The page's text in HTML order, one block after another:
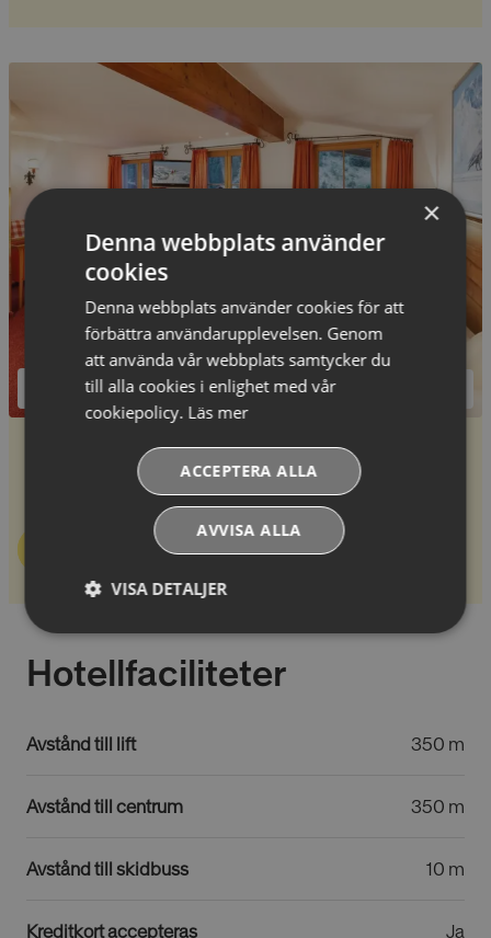
Dubbelrum Komfort för 2-3 personer
Dubbelrum Komfort "Snödrottning" i Chalet Rosa med
extrabädd med bad/dusch,WC och balkong.
Hotellfaciliteter
Avstånd till lift 350 m
Avstånd till centrum 350 m
Avstånd till skidbuss 10 m
Kreditkort accepteras Ja
×
Denna webbplats använder
cookies
Denna webbplats använder cookies för att
förbättra användarupplevelsen. Genom
att använda vår webbplats samtycker du
till alla cookies i enlighet med vår
cookiepolicy. Läs mer
ACCEPTERA ALLA
AVVISA ALLA
VISA DETALJER
Absolut
nödvändiga
cookies
Prestandacookies
Riktade cookies
Oklassificerade